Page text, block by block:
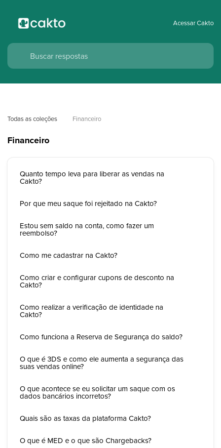
Acessar Cakto
Todas as coleções Financeiro
Financeiro
Quanto tempo leva para liberar as vendas na
Cakto?
Por que meu saque foi rejeitado na Cakto?
Estou sem saldo na conta, como fazer um
reembolso?
Como me cadastrar na Cakto?
Como criar e configurar cupons de desconto na
Cakto?
Como realizar a verificação de identidade na
Cakto?
Como funciona a Reserva de Segurança do saldo?
O que é 3DS e como ele aumenta a segurança das
suas vendas online?
O que acontece se eu solicitar um saque com os
dados bancários incorretos?
Quais são as taxas da plataforma Cakto?
O que é MED e o que são Chargebacks?